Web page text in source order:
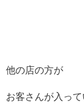
他の店の方が
お客さんが入って